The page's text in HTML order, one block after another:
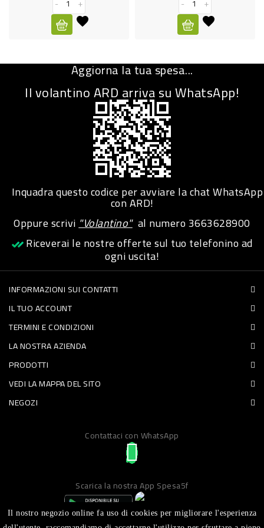
Il nostro negozio online fa uso di cookies per migliorare l'esperienza
PERSONA
ACCESSORI
PETS
PET
FOOD
PIATTI
PRONTI
E
PANIFICI
-
+
-
+
Aggiorna la tua spesa...
Il volantino ARD arriva su WhatsApp!
Inquadra questo codice per avviare la chat WhatsApp
con ARD!
Oppure scrivi"Volantino"al numero3663628900
Riceverai le nostre offerte sul tuo telefonino ad
ogni uscita!
INFORMAZIONI SUI CONTATTI
IL TUO ACCOUNT
TERMINI E CONDIZIONI
LA NOSTRA AZIENDA
PRODOTTI
VEDI LA MAPPA DEL SITO
NEGOZI
Contattaci con WhatsApp
Scarica la nostra App Spesa5f